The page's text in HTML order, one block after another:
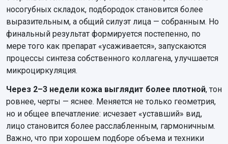
носогубных складок, подбородок становится более
выразительным, а общий силуэт лица — собранным. Но
финальный результат формируется постепенно, по
мере того как препарат «усаживается», запускаются
процессы синтеза собственного коллагена, улучшается
микроциркуляция.
Через 2–3 недели кожа выглядит более плотной, тон
ровнее, черты — яснее. Меняется не только геометрия,
но и общее впечатление: исчезает «уставший» вид,
лицо становится более расслабленным, гармоничным.
Важно, что при хорошем подборе объема и техники